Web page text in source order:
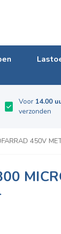
Voor 14.00
verzonden
450V